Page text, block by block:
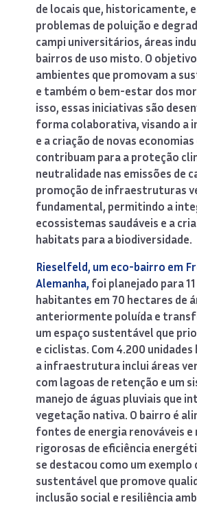
de locais que, historicamente,
problemas de poluição e
campi universitários, áreas
bairros de uso misto. O
ambientes que promovam a
e também o bem-estar dos
isso, essas iniciativas são
forma colaborativa, visando a
e a criação de novas economias
contribuam para a proteção
neutralidade nas emissões de
promoção de infraestruturas
fundamental, permitindo a
ecossistemas saudáveis e a
habitats para a biodiversidade.
Rieselfeld, um eco-bairro em
Alemanha, foi planejado para
habitantes em 70 hectares de
anteriormente poluída e
um espaço sustentável que
e ciclistas. Com 4.200
a infraestrutura inclui áreas
com lagoas de retenção e um
manejo de águas pluviais que
vegetação nativa. O bairro é
fontes de energia renováveis e
rigorosas de eficiência
se destacou como um exemplo
sustentável que promove
inclusão social e resiliência